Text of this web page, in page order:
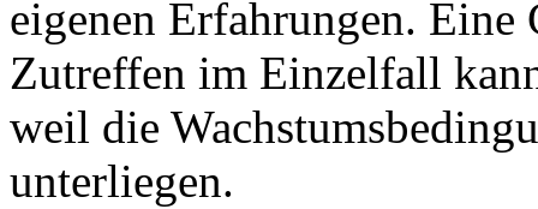
eigenen Erfahrungen.
Zutreffen im Einzelfall
weil die
unterliegen.